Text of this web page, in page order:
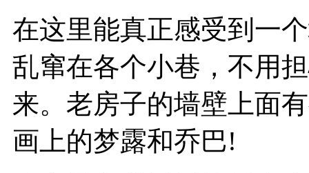
在这里能真正感受到一
乱窜在各个小巷，不用
来。老房子的墙壁上面
画上的梦露和乔巴!